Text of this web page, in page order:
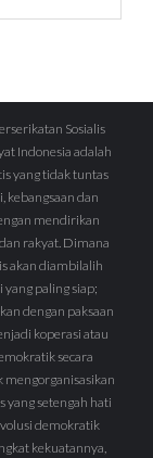
Sosialis
Indonesia adalah
yang tidak tuntas
kebangsaan dan
mendirikan
rakyat. Dimana
akan diambilalih
paling siap;
dengan paksaan
koperasi atau
secara
yang setengah hati
demokratik
kekuatannya,